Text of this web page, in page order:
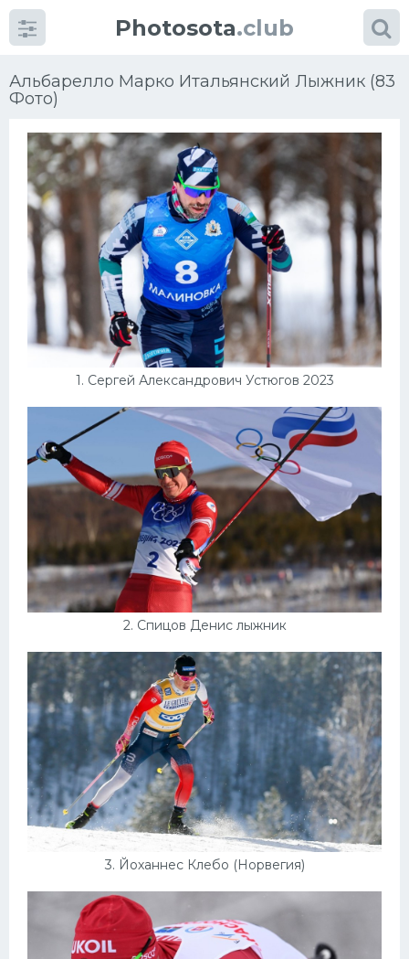
Photosota.club
Альбарелло Марко Итальянский Лыжник (83
Фото)
1. Сергей Александрович Устюгов 2023
2. Спицов Денис лыжник
3. Йоханнес Клебо (Норвегия)
КатегорииФото
Много картинок...
Баскетбол
Велогонки
Конькобежный спорт
Тренажеры
Интерьеры квартир